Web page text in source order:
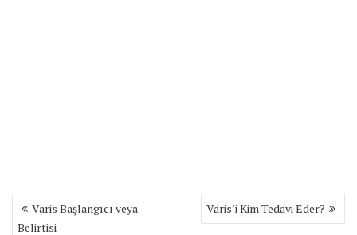
Yazı
gezinmesi
Varis Başlangıcı veya
Belirtisi
Varis’i Kim Tedavi Eder?